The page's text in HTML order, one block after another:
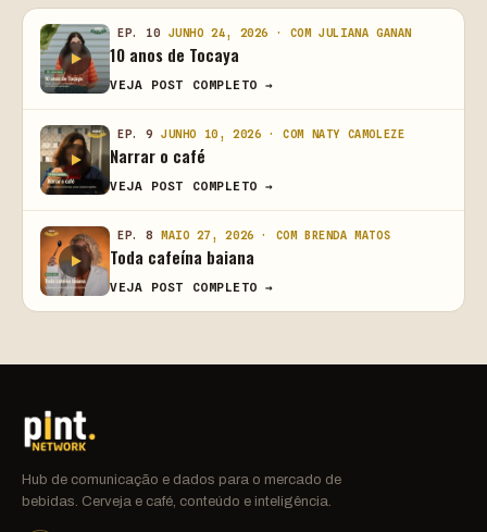
EP. 10 JUNHO 24, 2026 · COM JULIANA GANAN
10 anos de Tocaya
VEJA POST COMPLETO →
EP. 9 JUNHO 10, 2026 · COM NATY CAMOLEZE
Narrar o café
VEJA POST COMPLETO →
EP. 8 MAIO 27, 2026 · COM BRENDA MATOS
Toda cafeína baiana
VEJA POST COMPLETO →
Hub de comunicação e dados para o mercado de
bebidas. Cerveja e café, conteúdo e inteligência.